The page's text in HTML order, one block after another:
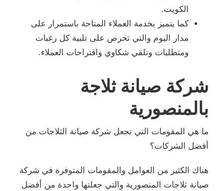
الكويت.
كما يتميز بخدمة العملاء المتاحة باستمرار على
مدار اليوم والتي تحرص على تلبية كل رغبات
ومتطلبات وتلقي شكاوي واقتراحات العملاء.
شركة صيانة ثلاجة
بالمنصورية
ما هي المقومات التي تجعل شركة صيانة الثلاجات من
أفضل الشركات؟
هناك الكثير من العوامل والمقومات المتوفرة في شركة
صيانة ثلاجات المنصورية والتي جعلتها واحدة من أفضل